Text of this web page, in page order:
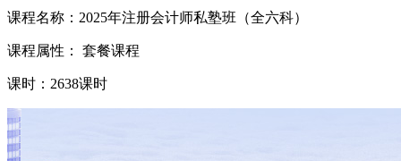
课程名称：2025年注册会计师私塾班（全六科）
课程属性： 套餐课程
课时：2638课时